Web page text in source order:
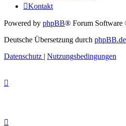
Kontakt
Powered by phpBB® Forum
Deutsche Übersetzung durch phpBB.de
Datenschutz | Nutzungsbedingungen